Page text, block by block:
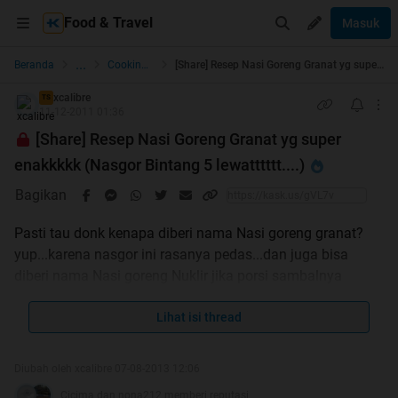
Food & Travel Masuk
Beranda ... Cooking & Resto Guide [Share] Resep Nasi Goreng Granat yg super enakkkkk (Nasgor Bintang 5 lewatttttt....)
TS xcalibre
11-12-2011 01:36
[Share] Resep Nasi Goreng Granat yg super
enakkkkk (Nasgor Bintang 5 lewatttttt....)
Bagikan
Pasti tau donk kenapa diberi nama Nasi goreng granat?
yup...karena nasgor ini rasanya pedas...dan juga bisa
pokoknya nasi goreng ini rasanya super enak dah..sudah
Lihat isi thread